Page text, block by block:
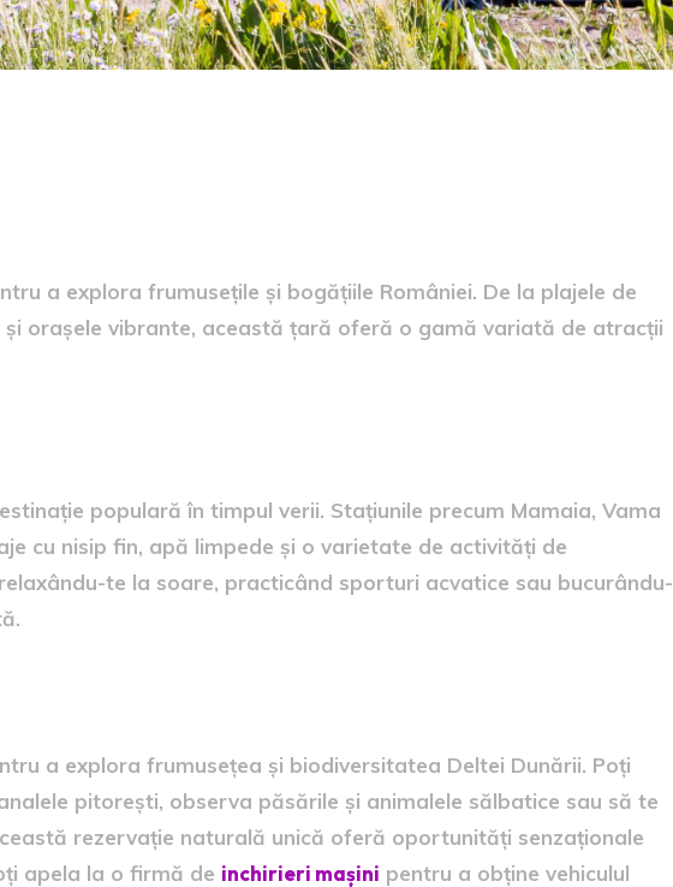
a explora frumusețile și bogățiile României. De la plajele de
și orașele vibrante, această țară oferă o gamă variată de atracții
populară în timpul verii. Stațiunile precum Mamaia, Vama
cu nisip fin, apă limpede și o varietate de activități de
te la soare, practicând sporturi acvatice sau bucurându-
a explora frumusețea și biodiversitatea Deltei Dunării. Poți
pitorești, observa păsările și animalele sălbatice sau să te
rezervație naturală unică oferă oportunități senzaționale
apela la o firmă de inchirieri mașini pentru a obține vehiculul